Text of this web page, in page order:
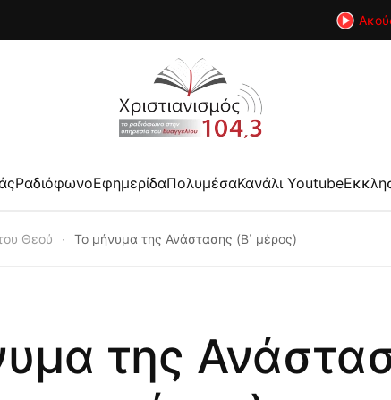
ΡαδιόφωνοΕφημερίδαΠολυμέσαΚανάλι Youtube
Θεού Το μήνυμα της Ανάστασης (B΄ μέρος)
της